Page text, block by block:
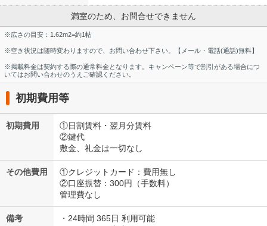
満室のため、お問合せできません
※広さの目安：1.62m2=約1帖
※空き状況は随時変わりますので、お問い合わせ下さい。【メール・電話(通話)無料】
※掲載料金は契約する際の通常料金となります。キャンペーン等で割引がある場合につ
いてはお問い合わせのうえご確認ください。
初期費用等
初期費用
①日割賃料・翌月分賃料
②鍵代
敷金、礼金は一切なし
その他費用
①クレジットカード：費用無し
②口座振替：300円（手数料）
管理費なし
備考
・24時間 365日 利用可能